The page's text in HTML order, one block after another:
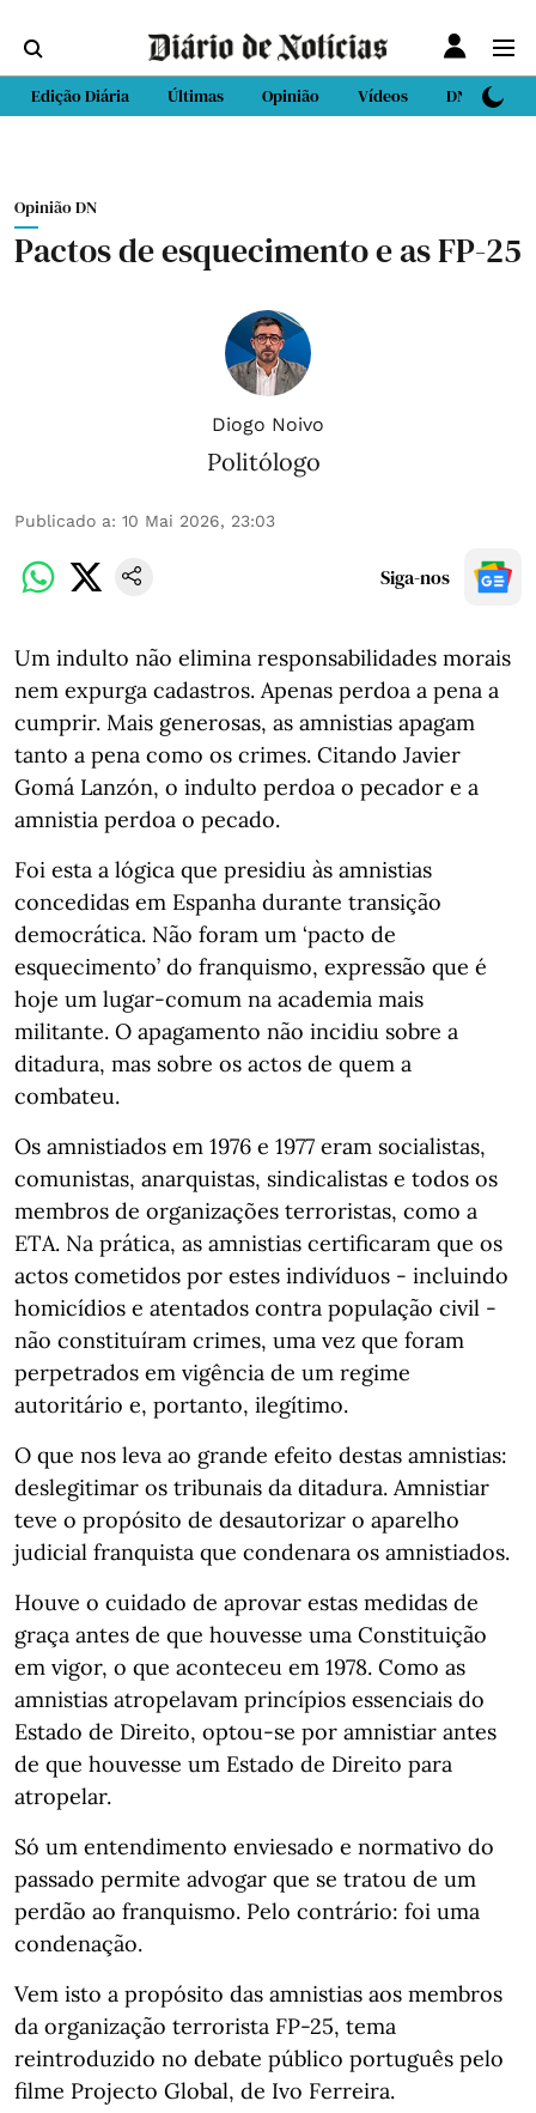
Edição Diária Últimas Opinião Vídeos DN Sport
Opinião DN
Pactos de esquecimento e as FP-25
Diogo Noivo
Politólogo
Publicado a: 10 Mai 2026, 23:03
Siga-nos
Um indulto não elimina responsabilidades morais
nem expurga cadastros. Apenas perdoa a pena a
cumprir. Mais generosas, as amnistias apagam
tanto a pena como os crimes. Citando Javier
Gomá Lanzón, o indulto perdoa o pecador e a
amnistia perdoa o pecado.
Foi esta a lógica que presidiu às amnistias
concedidas em Espanha durante transição
democrática. Não foram um ‘pacto de
esquecimento’ do franquismo, expressão que é
hoje um lugar-comum na academia mais
militante. O apagamento não incidiu sobre a
ditadura, mas sobre os actos de quem a
combateu.
Os amnistiados em 1976 e 1977 eram socialistas,
comunistas, anarquistas, sindicalistas e todos os
membros de organizações terroristas, como a
ETA. Na prática, as amnistias certificaram que os
actos cometidos por estes indivíduos - incluindo
homicídios e atentados contra população civil -
não constituíram crimes, uma vez que foram
perpetrados em vigência de um regime
autoritário e, portanto, ilegítimo.
O que nos leva ao grande efeito destas amnistias:
deslegitimar os tribunais da ditadura. Amnistiar
teve o propósito de desautorizar o aparelho
judicial franquista que condenara os amnistiados.
Houve o cuidado de aprovar estas medidas de
graça antes de que houvesse uma Constituição
em vigor, o que aconteceu em 1978. Como as
amnistias atropelavam princípios essenciais do
Estado de Direito, optou-se por amnistiar antes
de que houvesse um Estado de Direito para
atropelar.
Só um entendimento enviesado e normativo do
passado permite advogar que se tratou de um
perdão ao franquismo. Pelo contrário: foi uma
condenação.
Vem isto a propósito das amnistias aos membros
da organização terrorista FP-25, tema
reintroduzido no debate público português pelo
filme Projecto Global, de Ivo Ferreira.